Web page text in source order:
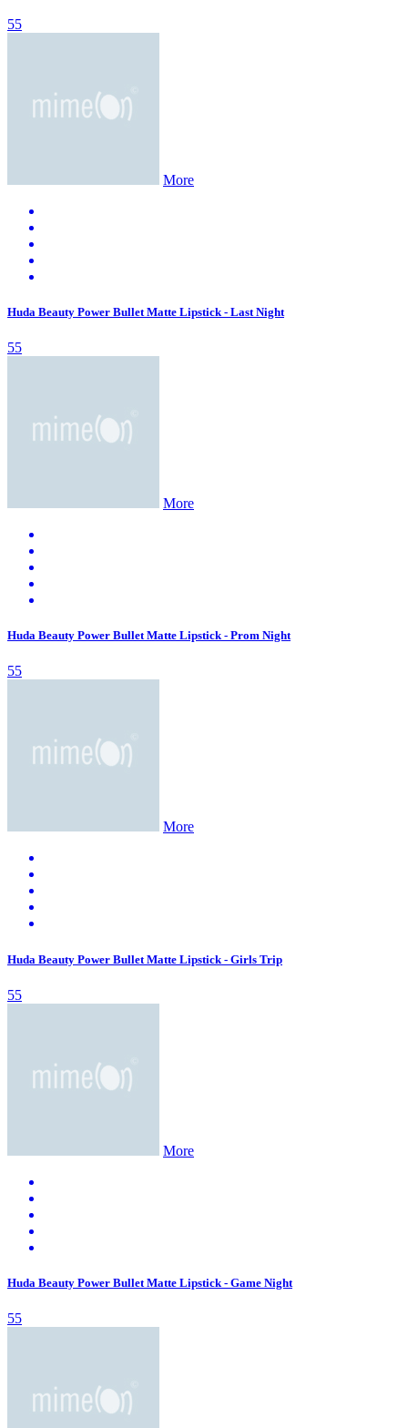
55
More
Huda Beauty Power Bullet Matte Lipstick - Last Night
55
More
Huda Beauty Power Bullet Matte Lipstick - Prom Night
55
More
Huda Beauty Power Bullet Matte Lipstick - Girls Trip
55
More
Huda Beauty Power Bullet Matte Lipstick - Game Night
55